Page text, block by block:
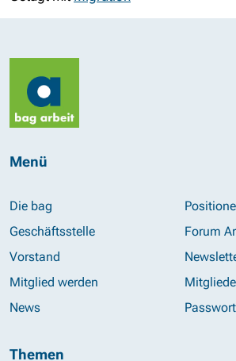
Menü
Die bag
Geschäftsstelle
Vorstand
Mitglied werden
News
Forum
Themen